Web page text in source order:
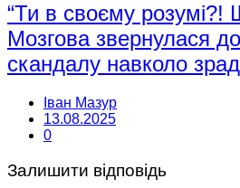
“Ти в своєму
Мозгова звернулася
скандалу навколо
Іван Мазур
13.08.2025
0
Залишити відповідь